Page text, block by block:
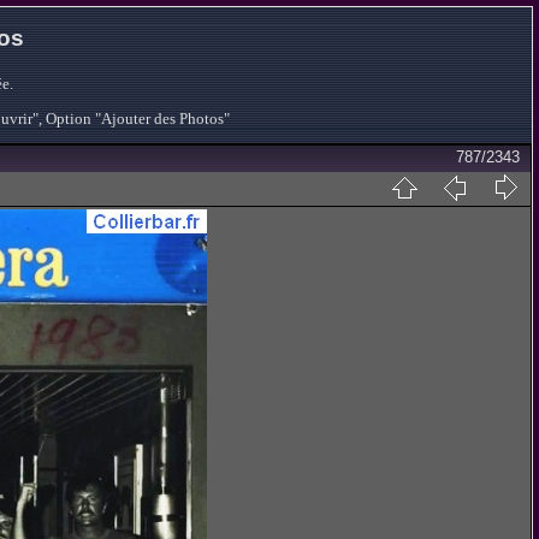
Option "Ajouter des Photos"
787/2343